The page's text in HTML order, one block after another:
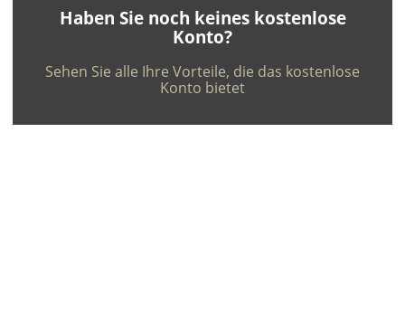
Haben Sie noch keines kostenlose
Konto?
Sehen Sie alle Ihre Vorteile, die das kostenlose
Konto bietet
ft/mi/ft²
Français
Deutsch